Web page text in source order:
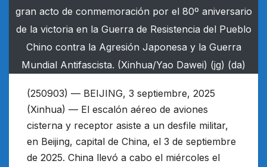
gran acto de conmemoración por el 80º aniversario
de la victoria en la Guerra de Resistencia del Pueblo
Chino contra la Agresión Japonesa y la Guerra
Mundial Antifascista. (Xinhua/Yao Dawei) (jg) (da)
(250903) — BEIJING, 3 septiembre, 2025
(Xinhua) — El escalón aéreo de aviones
cisterna y receptor asiste a un desfile militar,
en Beijing, capital de China, el 3 de septiembre
de 2025. China llevó a cabo el miércoles el